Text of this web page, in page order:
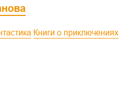
Книги о приключениях